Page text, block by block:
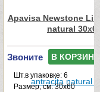
Apavisa Newstone
natural
Звоните В КОРЗИНУ
Шт.в упаковке: 6
Размер, см: 30x60